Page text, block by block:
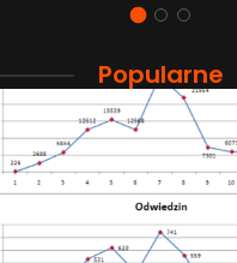
Popularne